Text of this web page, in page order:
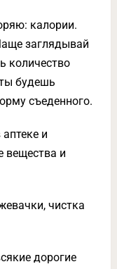
калории.
заглядывай
количество
будешь
съеденного.
и
вещества и
чистка
дорогие